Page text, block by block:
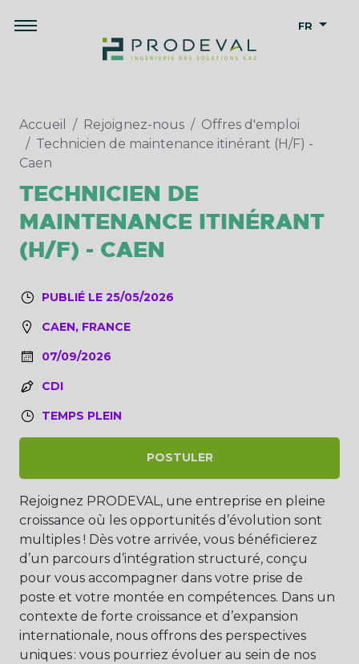
FR
Accueil Rejoignez-nous
Offres d'emploi
Technicien de maintenance itinérant (H/F) -
Caen
TECHNICIEN DE
MAINTENANCE ITINÉRANT
(H/F) - CAEN
PUBLIÉ LE 25/05/2026
CAEN, FRANCE
07/09/2026
CDI
TEMPS PLEIN
POSTULER
Rejoignez PRODEVAL, une entreprise en pleine
croissance où les opportunités d’évolution sont
multiples ! Dès votre arrivée, vous bénéficierez
d’un parcours d’intégration structuré, conçu
pour vous accompagner dans votre prise de
poste et votre montée en compétences. Dans un
contexte de forte croissance et d’expansion
internationale, nous offrons des perspectives
uniques : vous pourriez évoluer au sein de nos